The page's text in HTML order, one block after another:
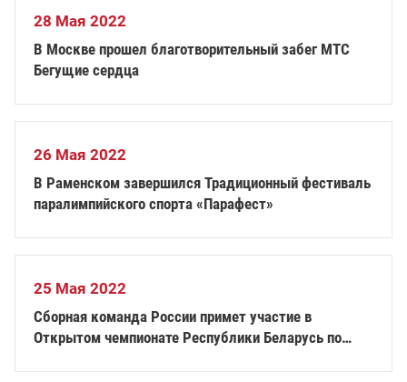
28 Мая 2022
В Москве прошел благотворительный забег МТС
Бегущие сердца
26 Мая 2022
В Раменском завершился Традиционный фестиваль
паралимпийского спорта «Парафест»
25 Мая 2022
Сборная команда России примет участие в
Открытом чемпионате Республики Беларусь по